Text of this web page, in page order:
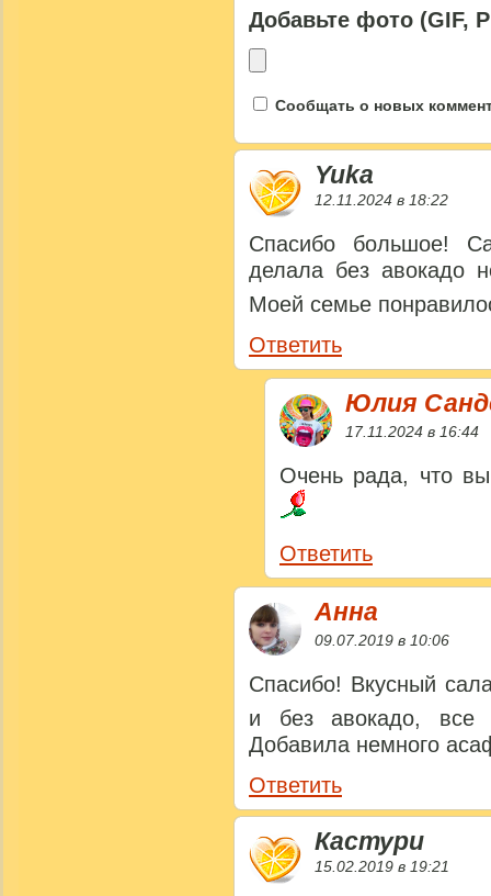
Добавьте фото (GIF,
Сообщать о новых
Yuka
12.11.2024 в 18:22
Спасибо большое!
делала без авокадо
Моей семье
Ответить
Юлия
17.11.2024 в 16:44
Очень рада, что
Ответить
Анна
09.07.2019 в 10:06
Спасибо! Вкусный
и без авокадо, все
Добавила немного
Ответить
Кастури
15.02.2019 в 19:21